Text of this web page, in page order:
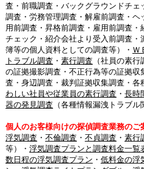
査・前職調査・バックグラウンドチ
調査・労務管理調査・解雇前調査・
用前調査・昇格前調査・雇用前調査
チェック・紹介会社より受入前調査
簿等の個人資料としての調査等）・ Ｗ
トラブル調査 ・ 素行調査 （社員の素
の証拠撮影調査・不正行為等の証拠
査・身辺調査・裁判証拠収集調査・各
わしい社員や従業員の素行調査 ・ 長時
器の発見調査 （各種情報漏洩トラブル
個人のお客様向けの探偵調査業務のご
浮気調査 ・ 不倫調査 ・ 不貞調査 ・ 素行
等）・ 浮気調査プランと調査料金一覧
数日程の浮気調査プラン ・ 低料金の浮